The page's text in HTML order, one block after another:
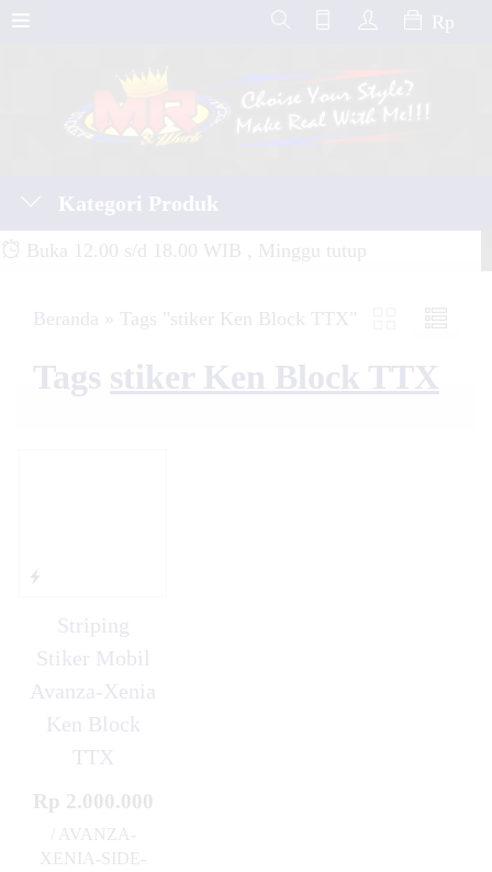
Rp
Kategori Produk
Buka 12.00 s/d 18.00 WIB , Minggu tutup
Beranda » Tags "stiker Ken Block TTX"
Tags stiker Ken Block TTX
Striping
Stiker Mobil
Avanza-Xenia
Ken Block
TTX
Rp 2.000.000
/ AVANZA-
XENIA-SIDE-